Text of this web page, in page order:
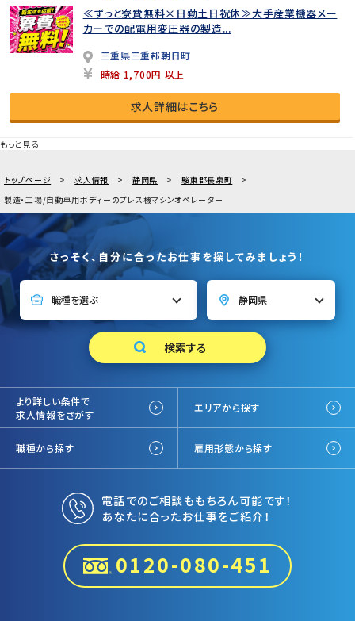
≪ずっと寮費無料×日勤土日祝休≫大手産業機器メー
カーでの配電用変圧器の製造...
三重県三重郡朝日町
時給 1,700円 以上
求人詳細はこちら
もっと見る
トップページ 求人情報 静岡県
駿東郡長泉町
製造・工場/自動車用ボディーのプレス機マシンオペレーター
さっそく、自分に合ったお仕事を探してみましょう！
より詳しい条件で
求人情報をさがす
エリアから探す
職種から探す 雇用形態から探す
電話でのご相談ももちろん可能です！
あなたに合ったお仕事をご紹介！
0120-080-451